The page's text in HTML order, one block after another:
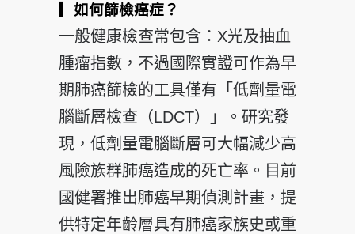
▎如何篩檢癌症？
一般健康檢查常包含：X光及抽血
腫瘤指數，不過國際實證可作為早
期肺癌篩檢的工具僅有「低劑量電
腦斷層檢查（LDCT）」。研究發
現，低劑量電腦斷層可大幅減少高
風險族群肺癌造成的死亡率。目前
國健署推出肺癌早期偵測計畫，提
供特定年齡層具有肺癌家族史或重